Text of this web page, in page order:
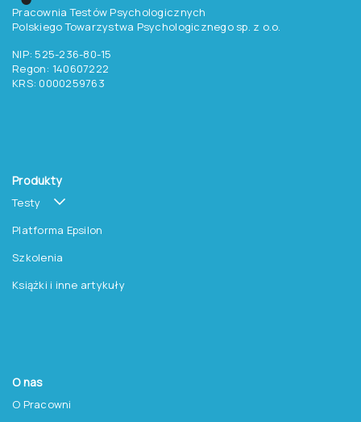
Pracownia Testów Psychologicznych
Polskiego Towarzystwa Psychologicznego sp. z o.o.
NIP: 525-236-80-15
Regon: 140607222
KRS: 0000259763
Produkty
Testy
Platforma Epsilon
Szkolenia
Książki i inne artykuły
O nas
O Pracowni